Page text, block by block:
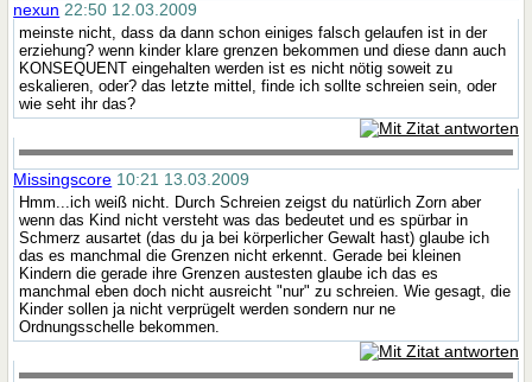
nexun 22:50 12.03.2009
meinste nicht, dass da dann schon einiges falsch gelaufen ist in der
erziehung? wenn kinder klare grenzen bekommen und diese dann auch
KONSEQUENT eingehalten werden ist es nicht nötig soweit zu
eskalieren, oder? das letzte mittel, finde ich sollte schreien sein, oder
wie seht ihr das?
Missingscore 10:21 13.03.2009
Hmm...ich weiß nicht. Durch Schreien zeigst du natürlich Zorn aber
wenn das Kind nicht versteht was das bedeutet und es spürbar in
Schmerz ausartet (das du ja bei körperlicher Gewalt hast) glaube ich
das es manchmal die Grenzen nicht erkennt. Gerade bei kleinen
Kindern die gerade ihre Grenzen austesten glaube ich das es
manchmal eben doch nicht ausreicht "nur" zu schreien. Wie gesagt, die
Kinder sollen ja nicht verprügelt werden sondern nur ne
Ordnungsschelle bekommen.